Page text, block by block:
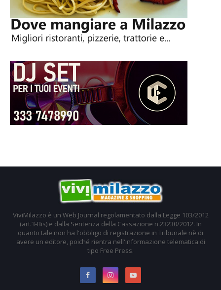
ViviMilazzo è un Web Journal regolamentato dalla Legge 103/2012
(art.3-Bis) e dalla Sentenza della Cassazione n.23230/2012. In
quanto tale non ha l'obbligo di registrazione in Tribunale nè di
avere un editore, poiché rientra nell'informazione telematica di
tipo Free Press.